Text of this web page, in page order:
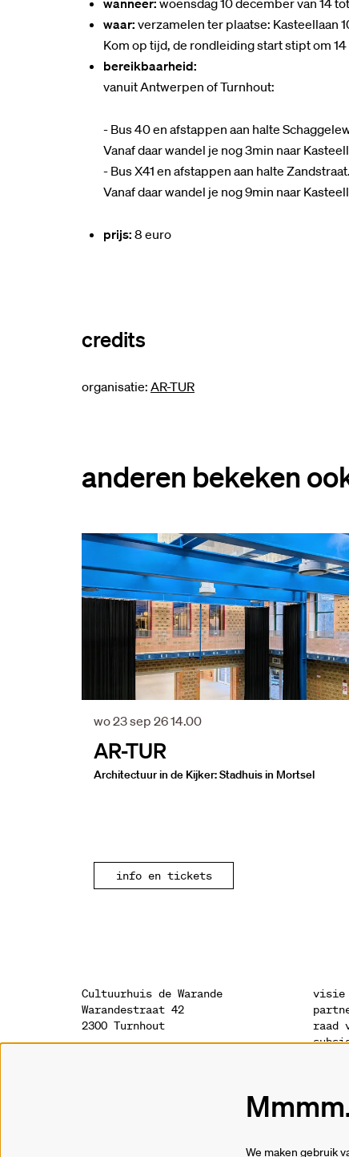
wanneer: woensdag 10 december van 14
waar: verzamelen ter plaatse: Kasteellaan
Kom op tijd, de rondleiding start stipt om 14
bereikbaarheid:
vanuit Antwerpen of Turnhout:
- Bus 40 en afstappen aan halte
Vanaf daar wandel je nog 3min naar
- Bus X41 en afstappen aan halte Zandstraat.
Vanaf daar wandel je nog 9min naar
prijs: 8 euro
credits
organisatie: AR-TUR
anderen bekeken
AR-TUR
Architectuur in de Kijker: Stadhuis in Mortsel
wo 23 sep 2614.00
info en tickets
Cultuurhuis de Warande
Warandestraat 42
2300 Turnhout
visie
raad
We maken gebruik